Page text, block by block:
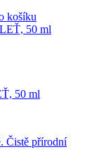
košíku
50 ml
Čistě přírodní